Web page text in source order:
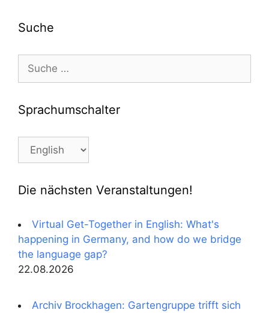
Suche
Suche
nach:
Sprachumschalter
Sprachumschalter
Die nächsten Veranstaltungen!
Virtual Get-Together in English: What's
happening in Germany, and how do we bridge
the language gap?
22.08.2026
Archiv Brockhagen: Gartengruppe trifft sich